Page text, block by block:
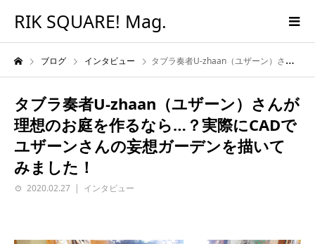
RIK SQUARE! Mag.
ブログ インタビュー タブラ奏者U-zhaan（ユザーン）さんが理想のお庭を作るなら…？実際にCADでユザーンさんの妄想ガーデンを描いてみました！
タブラ奏者U-zhaan（ユザーン）さんが
理想のお庭を作るなら…？実際にCADで
ユザーンさんの妄想ガーデンを描いて
みました！
2020.02.27 インタビュー